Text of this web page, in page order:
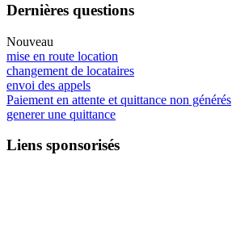
Dernières questions
Nouveau
mise en route location
changement de locataires
envoi des appels
Paiement en attente et quittance non générés
generer une quittance
Liens sponsorisés